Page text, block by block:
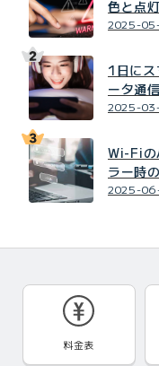
色と点
2025-
1日に
ータ通
2025-
Wi-Fiの
ラー時
2025-
料金表